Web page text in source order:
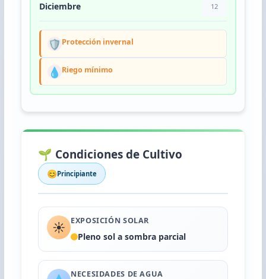
Diciembre 12
🛡️ Protección invernal
💧 Riego mínimo
🌱 Condiciones de Cultivo
😊Principiante
☀️ EXPOSICIÓN SOLAR
Pleno sol a sombra parcial
NECESIDADES DE AGUA